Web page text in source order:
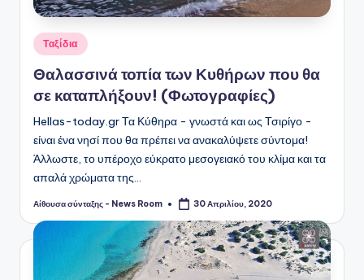
Αναρτήθηκε
σε
Ταξίδια
Θαλασσινά τοπία των Κυθήρων που θα
σε καταπλήξουν! (Φωτογραφίες)
Hellas-today.gr Τα Κύθηρα - γνωστά και ως Τσιρίγο -
είναι ένα νησί που θα πρέπει να ανακαλύψετε σύντομα!
Άλλωστε, το υπέροχο εύκρατο μεσογειακό του κλίμα και τα
απαλά χρώματα της…
Συγγραφέας:
Αίθουσα σύνταξης - News Room 30 Απριλίου, 2020